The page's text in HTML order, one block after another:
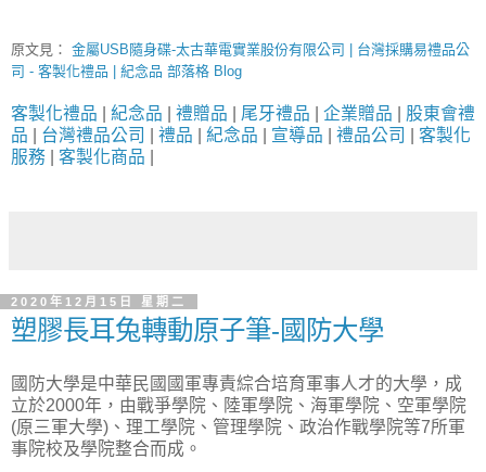
原文見： 金屬USB隨身碟-太古華電實業股份有限公司 | 台灣採購易禮品公
司 - 客製化禮品 | 紀念品 部落格 Blog
客製化禮品 紀念品 禮贈品 尾牙禮品 企業贈品
股東會禮
品
台灣禮品公司 禮品 紀念品 宣導品 禮品公司
客製化
服務
客製化商品
2020年12月15日 星期二
塑膠長耳兔轉動原子筆-國防大學
國防大學是中華民國國軍專責綜合培育軍事人才的大學，成
立於2000年，由戰爭學院、陸軍學院、海軍學院、空軍學院
(原三軍大學)、理工學院、管理學院、政治作戰學院等7所軍
事院校及學院整合而成。